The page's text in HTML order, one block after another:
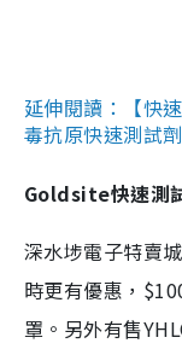
延伸閱讀：【快
毒抗原快速測試
Goldsite快速測
深水埗電子特賣
時更有優惠，
罩。另外有售